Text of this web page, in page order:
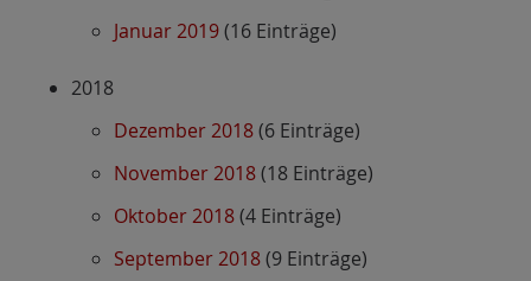
Januar 2019(16 Einträge)
2018
Dezember 2018(6 Einträge)
November 2018(18 Einträge)
Oktober 2018(4 Einträge)
September 2018(9 Einträge)